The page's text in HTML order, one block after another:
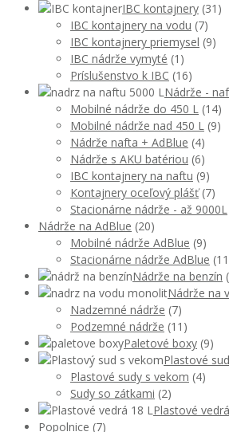
IBC kontajnery (31)
IBC kontajnery na vodu (7)
IBC kontajnery priemysel (9)
IBC nádrže vymyté (1)
Príslušenstvo k IBC (16)
Nádrže -
Mobilné nádrže do 450 L (14)
Mobilné nádrže nad 450 L (9)
Nádrže nafta + AdBlue (4)
Nádrže s AKU batériou (6)
IBC kontajnery na naftu (9)
Kontajnery oceľový plášť (7)
Stacionárne nádrže - až 9000L
Nádrže na AdBlue (20)
Mobilné nádrže AdBlue (9)
Stacionárne nádrže AdBlue
Nádrže na benzín
Nádrže na
Nadzemné nádrže (7)
Podzemné nádrže (11)
Paletové boxy (9)
Plastové
Plastové sudy s vekom (4)
Sudy so zátkami (2)
Plastové vedrá
Popolnice (7)